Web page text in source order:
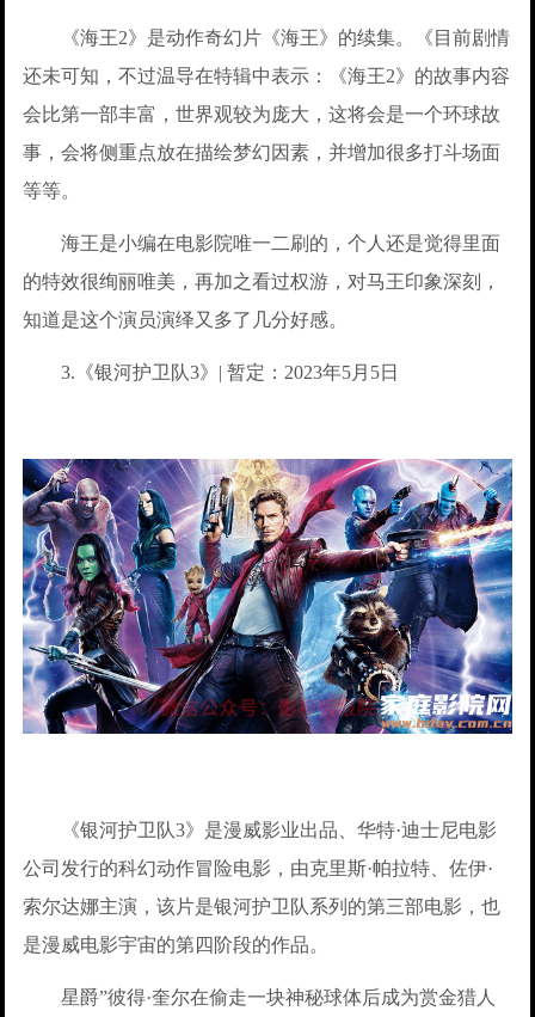
《海王2》是动作奇幻片《海王》的续集。《目前剧情
还未可知，不过温导在特辑中表示：《海王2》的故事内容
会比第一部丰富，世界观较为庞大，这将会是一个环球故
事，会将侧重点放在描绘梦幻因素，并增加很多打斗场面
等等。
海王是小编在电影院唯一二刷的，个人还是觉得里面
的特效很绚丽唯美，再加之看过权游，对马王印象深刻，
知道是这个演员演绎又多了几分好感。
3.《银河护卫队3》| 暂定：2023年5月5日
《银河护卫队3》是漫威影业出品、华特·迪士尼电影
公司发行的科幻动作冒险电影，由克里斯·帕拉特、佐伊·
索尔达娜主演，该片是银河护卫队系列的第三部电影，也
是漫威电影宇宙的第四阶段的作品。
星爵”彼得·奎尔在偷走一块神秘球体后成为赏金猎人